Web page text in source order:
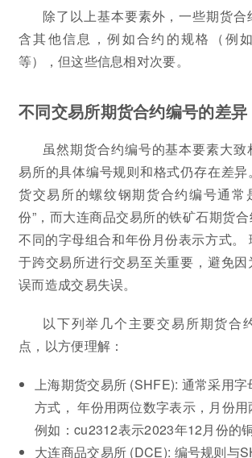
除了以上基本要素外，一些期货
含其他信息，例如合约的规格（例
等），但这些信息相对次要。
不同交易所期货合约编号的差异
虽然期货合约编号的基本要素大致
易所的具体编号规则和格式仍存在差
货交易所的螺纹钢期货合约编号通常
份”，而大连商品交易所的铁矿石期货
不同的字母组合和年份月份表示方式。
于跨交易所进行交易至关重要，避免
误而造成交易失误。
以下列举几个主要交易所期货合
点，以方便理解：
上海期货交易所 (SHFE): 通常采用字
方式， 年份用两位数字表示，月份用
例如：cu2312表示2023年12月份的
大连商品交易所 (DCE): 编号规则与